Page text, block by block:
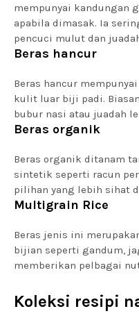
mempunyai kandungan
apabila dimasak. Ia
pencuci mulut dan
Beras hancur
Beras hancur
kulit luar biji padi.
bubur nasi atau juadah
Beras organik
Beras organik ditanam
sintetik seperti racun
pilihan yang lebih sihat
Multigrain Rice
Beras jenis ini
bijian seperti gandum,
memberikan pelbagai
Koleksi resipi